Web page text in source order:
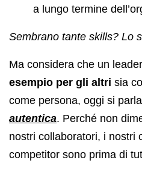
a lungo termine
Sembrano tante skills? Lo
Ma considera che un
esempio per gli altri sia
come persona, oggi si
autentica. Perché non
nostri collaboratori, i nostri
competitor sono prima di